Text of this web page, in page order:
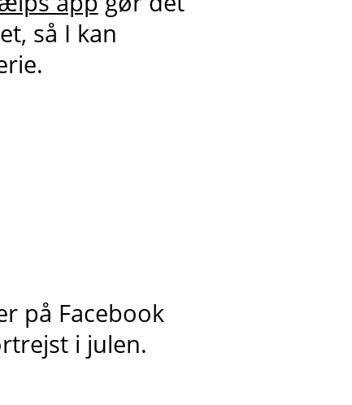
så I kan
på Facebook
i julen.